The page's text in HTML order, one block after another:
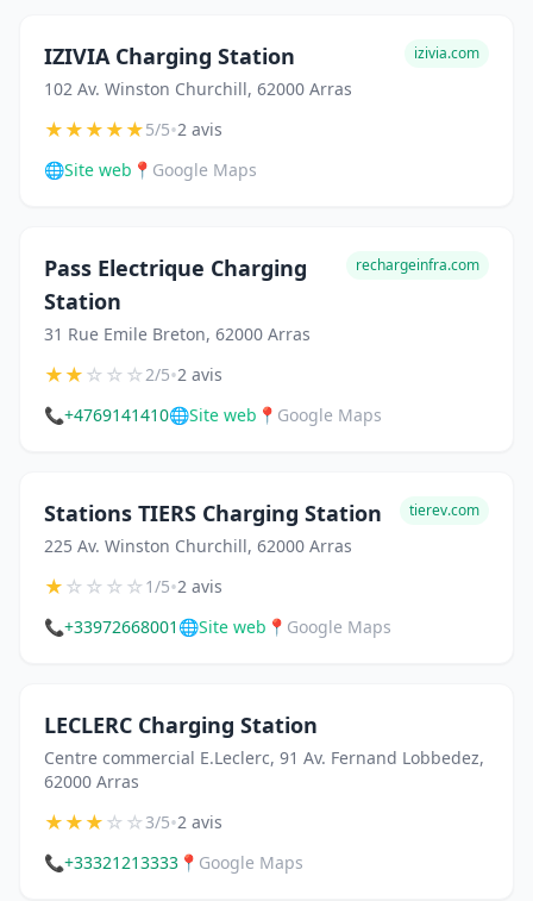
IZIVIA Charging Station
102 Av. Winston Churchill, 62000 Arras
izivia.com
★★★★★5/5•2 avis
🌐Site web 📍 Google Maps
Pass Electrique Charging
Station
31 Rue Emile Breton, 62000 Arras
rechargeinfra.com
★★☆☆☆2/5•2 avis
📞+4769141410🌐Site web 📍 Google Maps
Stations TIERS Charging Station
225 Av. Winston Churchill, 62000 Arras
tierev.com
★☆☆☆☆1/5•2 avis
📞+33972668001 🌐Site web 📍 Google Maps
LECLERC Charging Station
Centre commercial E.Leclerc, 91 Av. Fernand Lobbedez,
62000 Arras
★★★☆☆3/5•2 avis
📞+33321213333 📍 Google Maps